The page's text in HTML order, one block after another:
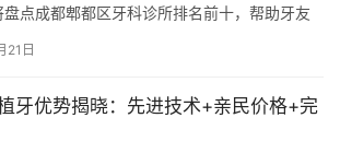
点成都郫都区牙科诊所排名前十，帮助牙友
21日
牙优势揭晓：先进技术+亲民价格+完